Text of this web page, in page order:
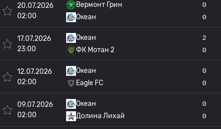
20.07.2026
02:00
Вермонт Грин
Океан
0
0
17.07.2026
23:00
Океан
ФК Мотан 2
2
0
12.07.2026
02:00
Океан
Eagle FC
0
0
09.07.2026
02:00
Океан
Долина Лихай
0
0